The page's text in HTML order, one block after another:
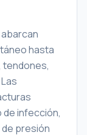
hasta
tendones,
infección,
presión